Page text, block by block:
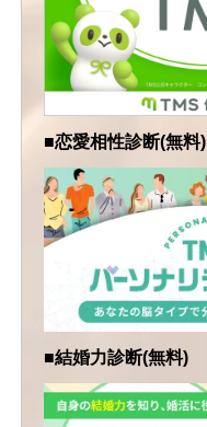
■恋愛相性診断(無料)
■結婚力診断(無料)